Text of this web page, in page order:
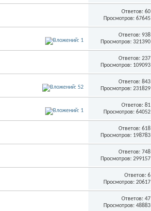
Ответов: 60
Просмотров: 67645
Ответов: 938
Просмотров: 321390
Ответов: 237
Просмотров: 109093
Ответов: 843
Просмотров: 231829
Ответов: 81
Просмотров: 64052
Ответов: 618
Просмотров: 198783
Ответов: 748
Просмотров: 299157
Ответов: 6
Просмотров: 20617
Ответов: 47
Просмотров: 48883